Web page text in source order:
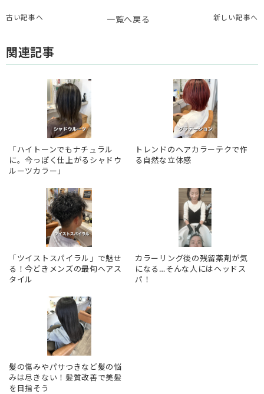
古い記事へ 一覧へ戻る 新しい記事へ
関連記事
「ハイトーンでもナチュラル
に。今っぽく仕上がるシャドウ
ルーツカラー」
トレンドのヘアカラーテクで作
る自然な立体感
「ツイストスパイラル」で魅せ
る！今どきメンズの最旬ヘアス
タイル
カラーリング後の残留薬剤が気
になる…そんな人にはヘッドス
パ！
髪の傷みやパサつきなど髪の悩
みは尽きない！髪質改善で美髪
を目指そう